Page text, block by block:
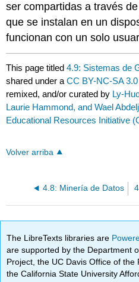
ser compartidas a través
que se instalan en un
funcionan con un solo
This page titled4.9: Sistemas de
shared under aCC BY-NC-SA 3.0
remixed, and/or curated by Ly-
Laurie Hammond, and Wael
Educational Resources Initiative
Volver arriba
4.8: Minería de Datos
The LibreTexts libraries are
are supported by the Department
Project, the UC Davis Office of the
the California State University